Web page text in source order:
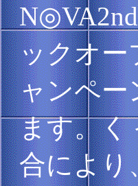
ックオー
ャンペー
ます。く
合により